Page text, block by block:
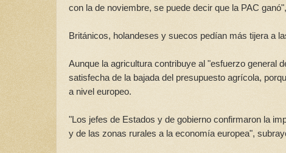
con la de noviembre, se puede decir que la PAC
Británicos, holandeses y suecos pedían más tijera a
Aunque la agricultura contribuye al "esfuerzo general
satisfecha de la bajada del presupuesto agrícola,
a nivel europeo.
"Los jefes de Estados y de gobierno confirmaron la
y de las zonas rurales a la economía europea",